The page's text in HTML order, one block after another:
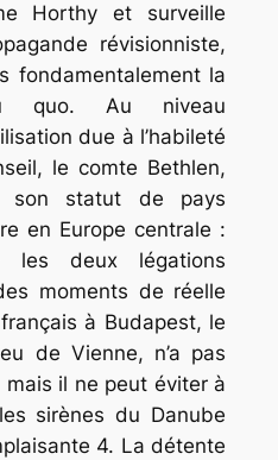
Horthy et surveille
révisionniste,
fondamentalement la
quo. Au niveau
due à l’habileté
le comte Bethlen,
son statut de pays
en Europe centrale :
les deux légations
moments de réelle
à Budapest, le
de Vienne, n’a pas
il ne peut éviter à
sirènes du Danube
4. La détente